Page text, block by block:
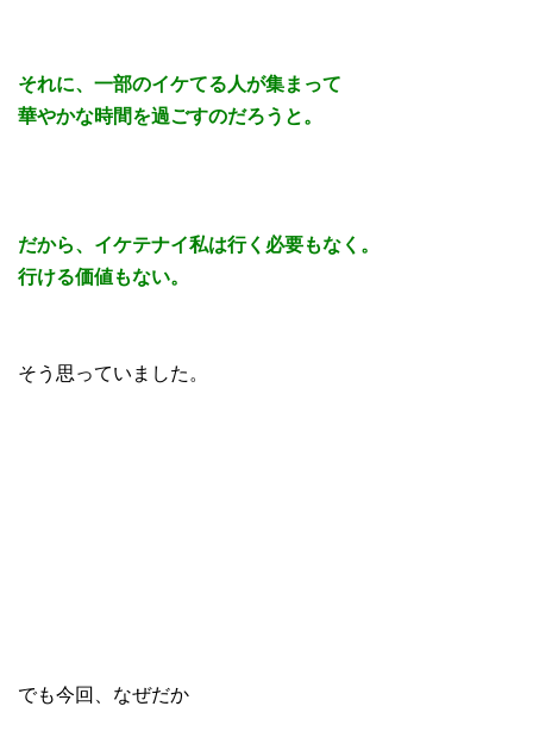
それに、一部のイケてる人が集まって
華やかな時間を過ごすのだろうと。
だから、イケテナイ私は行く必要もなく。
行ける価値もない。
そう思っていました。
でも今回、なぜだか